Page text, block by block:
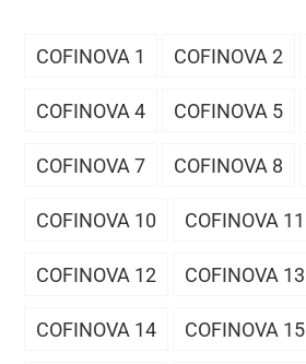
COFINOVA 1 COFINOVA 2
COFINOVA 4 COFINOVA 5
COFINOVA 7 COFINOVA 8
COFINOVA 10 COFINOVA 11
COFINOVA 12 COFINOVA 13
COFINOVA 14 COFINOVA 15